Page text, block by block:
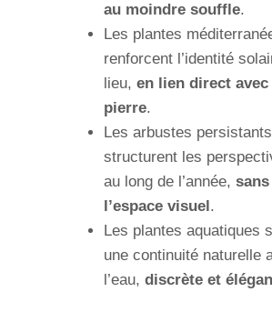
au moindre souffle.
Les plantes
renforcent l’identité
lieu, en lien direct avec
pierre.
Les arbustes persistants
structurent les
au long de l’année,
l’espace visuel .
Les plantes aquatiques
une continuité naturelle
l’eau, discrète et